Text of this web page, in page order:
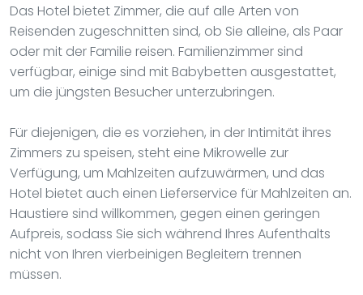
Das Hotel bietet Zimmer, die auf alle Arten von
Reisenden zugeschnitten sind, ob Sie alleine, als Paar
oder mit der Familie reisen. Familienzimmer sind
verfügbar, einige sind mit Babybetten ausgestattet,
um die jüngsten Besucher unterzubringen.
Für diejenigen, die es vorziehen, in der Intimität ihres
Zimmers zu speisen, steht eine Mikrowelle zur
Verfügung, um Mahlzeiten aufzuwärmen, und das
Hotel bietet auch einen Lieferservice für Mahlzeiten an.
Haustiere sind willkommen, gegen einen geringen
Aufpreis, sodass Sie sich während Ihres Aufenthalts
nicht von Ihren vierbeinigen Begleitern trennen
müssen.